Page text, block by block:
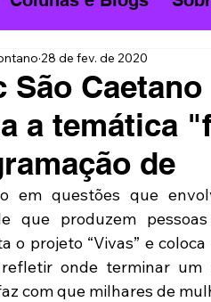
São
a temática
de
28 de fev. de 2020
em questões que
que produzem
o projeto “Vivas” e
onde terminar um
com que milhares de